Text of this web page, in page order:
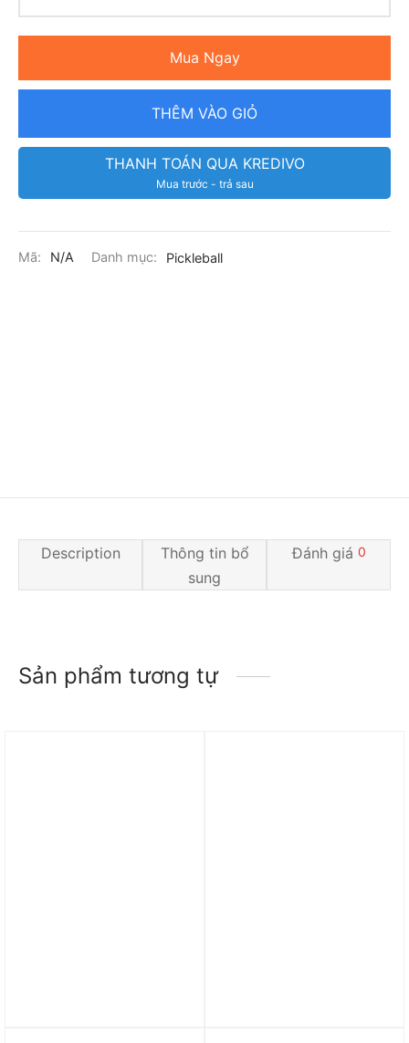
Mua Ngay
THÊM VÀO GIỎ
THANH TOÁN QUA KREDIVO
Mua trước - trả sau
Mã: N/A Danh mục: Pickleball
Description
Thông tin bổ
sung
Đánh giá 0
Sản phẩm tương tự